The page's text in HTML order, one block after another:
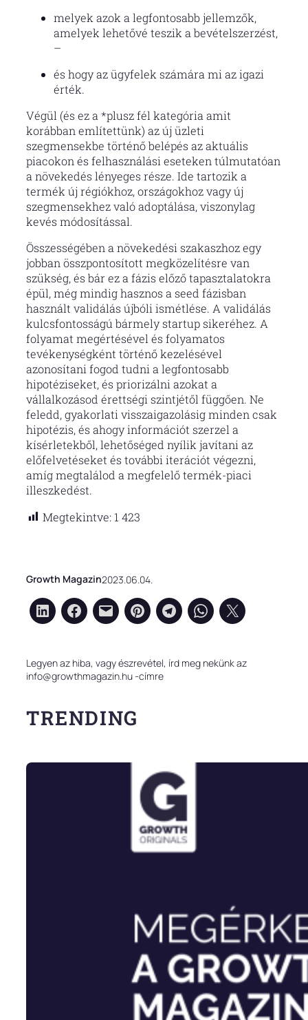
melyek azok a legfontosabb jellemzők,
amelyek lehetővé teszik a bevételszerzést,
–
és hogy az ügyfelek számára mi az igazi
érték.
Végül (és ez a *plusz fél kategória amit
korábban említettünk) az új üzleti
szegmensekbe történő belépés az aktuális
piacokon és felhasználási eseteken túlmutatóan
a növekedés lényeges része. Ide tartozik a
termék új régiókhoz, országokhoz vagy új
szegmensekhez való adoptálása, viszonylag
kevés módosítással.
Összességében a növekedési szakaszhoz egy
jobban összpontosított megközelítésre van
szükség, és bár ez a fázis előző tapasztalatokra
épül, még mindig hasznos a seed fázisban
használt validálás újbóli ismétlése. A validálás
kulcsfontosságú bármely startup sikeréhez. A
folyamat megértésével és folyamatos
tevékenységként történő kezelésével
azonosítani fogod tudni a legfontosabb
hipotéziseket, és priorizálni azokat a
vállalkozásod érettségi szintjétől függően. Ne
feledd, gyakorlati visszaigazolásig minden csak
hipotézis, és ahogy információt szerzel a
kísérletekből, lehetőséged nyílik javítani az
előfelvetéseket és további iterációt végezni,
amíg megtalálod a megfelelő termék-piaci
illeszkedést.
Megtekintve:1 423
Growth Magazin2023.06.04.
Legyen az hiba, vagy észrevétel, írd meg nekünk az
info@growthmagazin.hu -címre
TRENDING